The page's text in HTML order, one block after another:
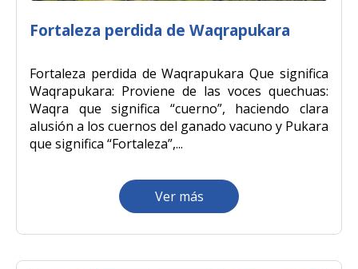
Fortaleza perdida de Waqrapukara
Fortaleza perdida de Waqrapukara Que significa
Waqrapukara: Proviene de las voces quechuas:
Waqra que significa “cuerno”, haciendo clara
alusión a los cuernos del ganado vacuno y Pukara
que significa “Fortaleza”,...
Ver más